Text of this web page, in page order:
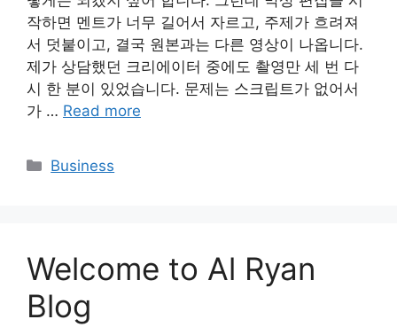
작하면 멘트가 너무 길어서 자르고, 주제가 흐려져
서 덧붙이고, 결국 원본과는 다른 영상이 나옵니다.
제가 상담했던 크리에이터 중에도 촬영만 세 번 다
시 한 분이 있었습니다. 문제는 스크립트가 없어서
가 … Read more
Categories
Business
Welcome to Al Ryan
Blog